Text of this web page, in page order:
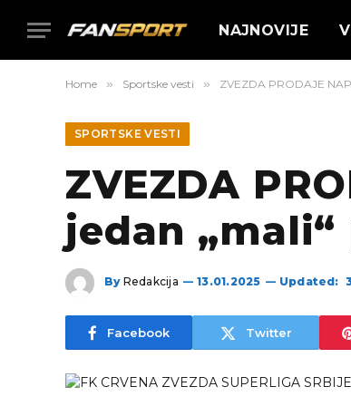
NAJNOVIJE
Home » Sportske vesti » ZVEZDA PRODAJE
SPORTSKE VESTI
ZVEZDA
jedan
By Redakcija 13.01.2025 Updated:
Facebook Twitter